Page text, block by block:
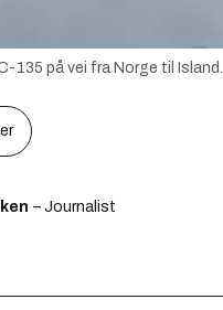
135 på vei fra Norge til Island.
– Journalist